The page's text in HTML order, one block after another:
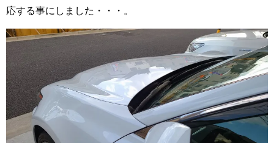
応する事にしました・・・。